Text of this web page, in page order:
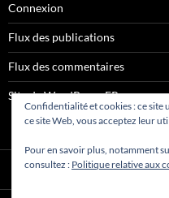
Connexion
Flux des publications
Flux des commentaires
Site de WordPress-FR
Confidentialité et cookies : ce site
ce site Web, vous acceptez leur
Pour en savoir plus, notamment
consultez : Politique relative aux